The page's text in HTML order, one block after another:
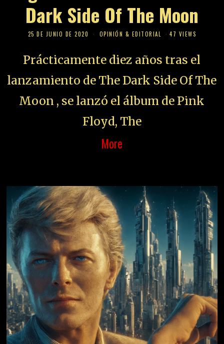
Dark Side Of The Moon
25 DE JUNIO DE 2020 OPINIÓN & EDITORIAL 47 VIEWS
Prácticamente diez años tras el
lanzamiento de The Dark Side Of The
Moon , se lanzó el álbum de Pink
Floyd, The
More